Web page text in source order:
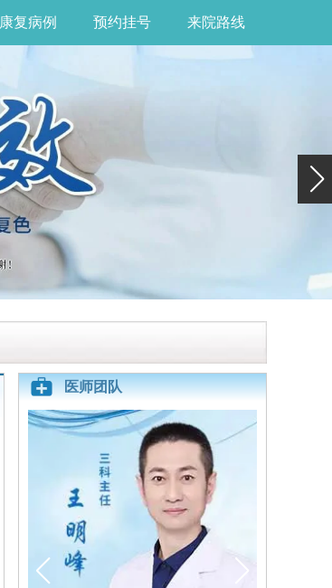
康复病例 预约挂号 来院路线
医师团队